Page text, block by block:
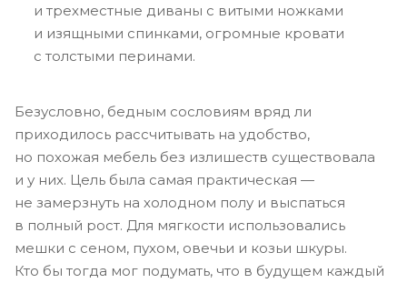
и трехместные диваны с витыми ножками
и изящными спинками, огромные кровати
с толстыми перинами.
Безусловно, бедным сословиям вряд ли
приходилось рассчитывать на удобство,
но похожая мебель без излишеств существовала
и у них. Цель была самая практическая —
не замерзнуть на холодном полу и выспаться
в полный рост. Для мягкости использовались
мешки с сеном, пухом, овечьи и козьи шкуры.
Кто бы тогда мог подумать, что в будущем каждый